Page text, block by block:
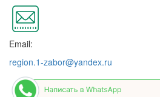
Email:
region.1-zabor@yandex.ru